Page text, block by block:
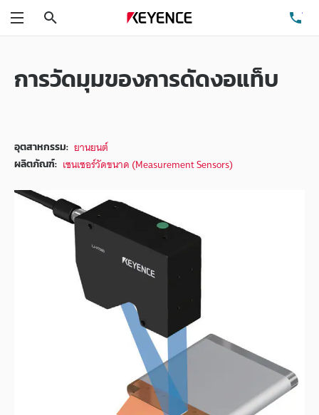
การวัดมุมของการดัดงอแท็บ
อุตสาหกรรม: ยานยนต์
ผลิตภัณฑ์: เซนเซอร์วัดขนาด (Measurement Sensors)